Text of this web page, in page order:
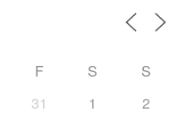
F S
S
31 1
2